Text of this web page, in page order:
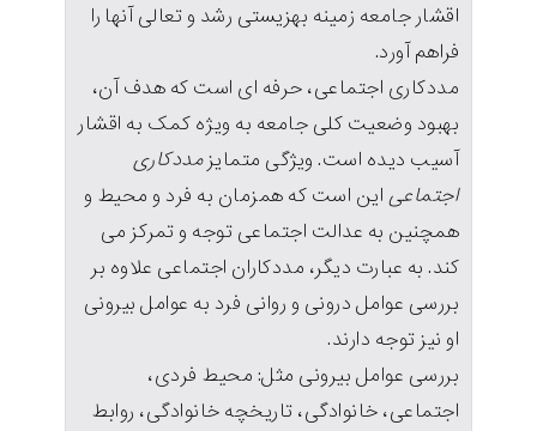
اقشار جامعه زمینه بهزیستی رشد و تعالی آنها را
فراهم آورد.
مددکاری اجتماعی، حرفه ای است که هدف آن،
بهبود وضعیت کلی جامعه به ویژه کمک به اقشار
آسیب دیده است. ویژگی متمایزمددکاری
اجتماعی این است که همزمان به فرد و محیط و
همچنین به عدالت اجتماعی توجه و تمرکز می
کند. به عبارت دیگر، مددکاران اجتماعی علاوه بر
بررسی عوامل درونی و روانی فرد به عوامل بیرونی
او نیز توجه دارند.
بررسی عوامل بیرونی مثل: محیط فردی،
اجتماعی، خانوادگی، تاریخچه خانوادگی، روابط